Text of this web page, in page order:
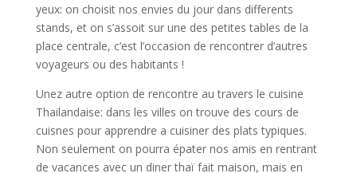
yeux: on choisit nos envies du jour dans differents
stands, et on s’assoit sur une des petites tables de la
place centrale, c’est l’occasion de rencontrer d’autres
voyageurs ou des habitants !
Unez autre option de rencontre au travers le cuisine
Thailandaise: dans les villes on trouve des cours de
cuisnes pour apprendre a cuisiner des plats typiques.
Non seulement on pourra épater nos amis en rentrant
de vacances avec un diner thaï fait maison, mais en